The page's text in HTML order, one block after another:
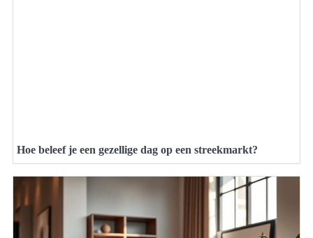
Hoe beleef je een gezellige dag op een streekmarkt?